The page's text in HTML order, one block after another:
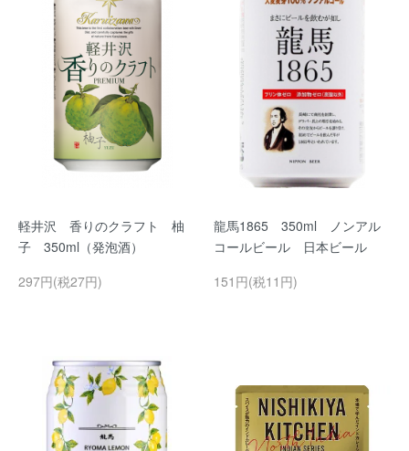
軽井沢 香りのクラフト 柚
子 350ml（発泡酒）
297円(税27円)
龍馬1865 350ml ノンアル
コールビール 日本ビール
151円(税11円)